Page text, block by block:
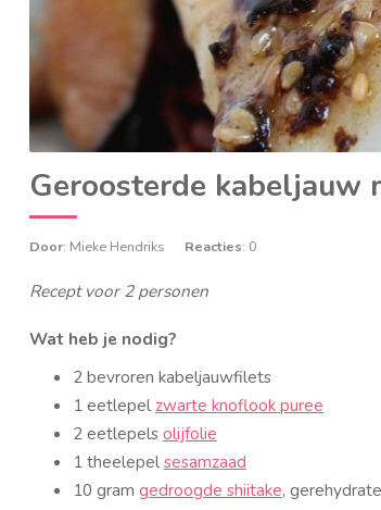
Geroosterde kabeljauw
Door: Mieke Hendriks Reacties: 0
Recept voor 2 personen
Wat heb je nodig?
2 bevroren kabeljauwfilets
1 eetlepelzwarte knoflook puree
2 eetlepelsolijfolie
1 theelepelsesamzaad
10 gram gedroogde shiitake,